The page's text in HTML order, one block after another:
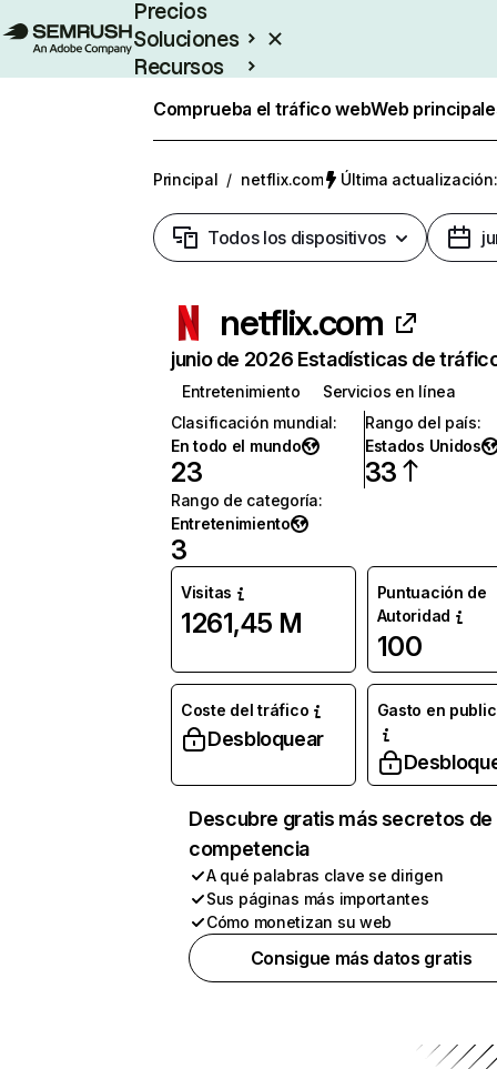
Precios
Soluciones
Recursos
Comprueba el tráfico webWeb
Principal / netflix.com Última
Todos los dispositivos
netflix.com
junio de 2026 Estadísticas de
Entretenimiento
Servicios en línea
Clasificación mundial:
En todo el mundo
23
Rango del país:
Estados Unidos
33
Rango de categoría:
Entretenimiento
3
Visitas
1261,45 M
Puntuación de
Autoridad
100
Coste del tráfico
Desbloquear
Gasto en
Descubre gratis más secretos de
competencia
A qué palabras clave se dirigen
Sus páginas más importantes
Cómo monetizan su web
Consigue más datos gratis